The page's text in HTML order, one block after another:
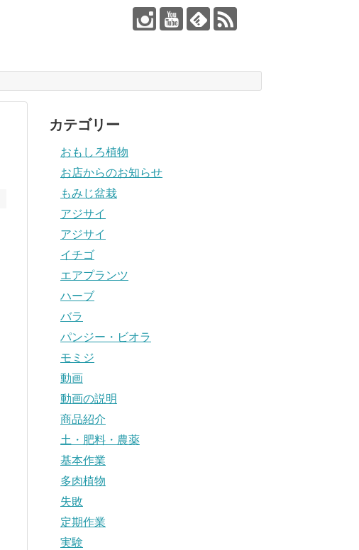
カテゴリー
おもしろ植物
お店からのお知らせ
もみじ盆栽
アジサイ
アジサイ
イチゴ
エアプランツ
ハーブ
バラ
パンジー・ビオラ
モミジ
動画
動画の説明
商品紹介
土・肥料・農薬
基本作業
多肉植物
失敗
定期作業
実験